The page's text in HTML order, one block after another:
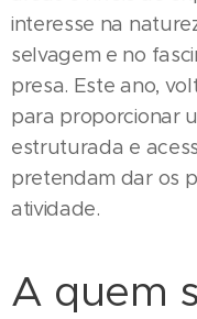
interesse na
selvagem e no
presa. Este ano,
para proporcionar
estruturada e
pretendam dar os
atividade.
A quem